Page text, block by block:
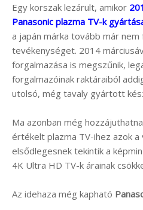
Egy korszak lezárult, amikor
Panasonic plazma TV-k
a japán márka tovább már
tevékenységet. 2014
forgalmazása is megszűnik,
forgalmazóinak raktáraiból
utolsó, még tavaly gyártott
Ma azonban még
értékelt plazma TV-ihez azok a
elsődlegesnek tekintik a
4K Ultra HD TV-k árainak
Az idehaza még kapható